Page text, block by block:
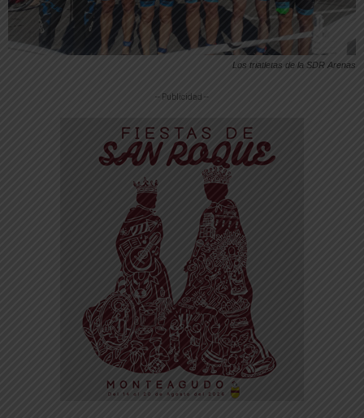
Los triatletas de la SDR Arenas
-- Publicidad --